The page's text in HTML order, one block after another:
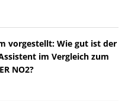
vorgestellt: Wie gut ist der
im Vergleich zum
NO2?